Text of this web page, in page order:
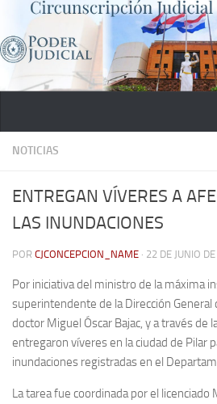
Saltar al contenido
NOTICIAS
ENTREGAN VÍVERES A
LAS INUNDACIONES
POR CJCONCEPCION_NAME · 22 DE JUNIO
Por iniciativa del ministro de la máxima
superintendente de la Dirección General
doctor Miguel Óscar Bajac, y a través de
entregaron víveres en la ciudad de Pilar
inundaciones registradas en el
La tarea fue coordinada por el licenciado